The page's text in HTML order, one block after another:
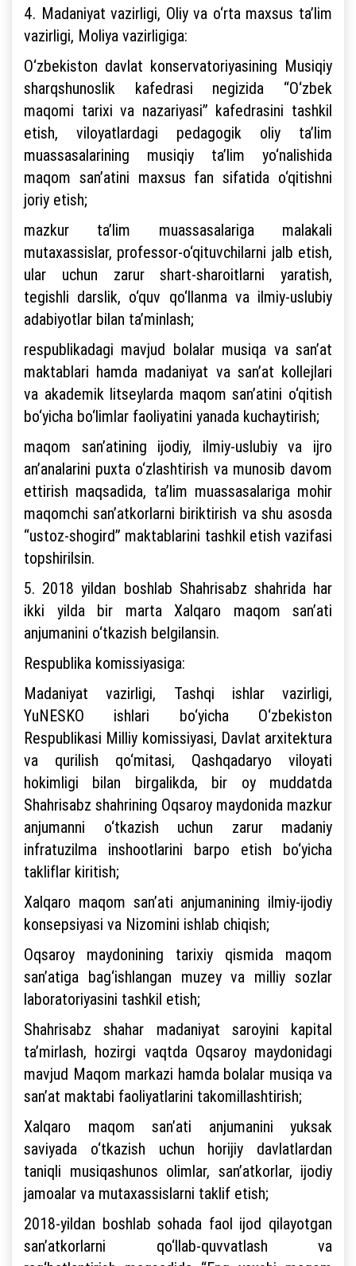
4. Madaniyat vazirligi, Oliy va o‘rta maxsus ta’lim
vazirligi, Moliya vazirligiga:
O‘zbekiston davlat konservatoriyasining Musiqiy
sharqshunoslik kafedrasi negizida “O‘zbek
maqomi tarixi va nazariyasi” kafedrasini tashkil
etish, viloyatlardagi pedagogik oliy ta’lim
muassasalarining musiqiy ta’lim yo‘nalishida
maqom san’atini maxsus fan sifatida o‘qitishni
joriy etish;
mazkur ta’lim muassasalariga malakali
mutaxassislar, professor-o‘qituvchilarni jalb etish,
ular uchun zarur shart-sharoitlarni yaratish,
tegishli darslik, o‘quv qo‘llanma va ilmiy-uslubiy
adabiyotlar bilan ta’minlash;
respublikadagi mavjud bolalar musiqa va san’at
maktablari hamda madaniyat va san’at kollejlari
va akademik litseylarda maqom san’atini o‘qitish
bo‘yicha bo‘limlar faoliyatini yanada kuchaytirish;
maqom san’atining ijodiy, ilmiy-uslubiy va ijro
an’analarini puxta o‘zlashtirish va munosib davom
ettirish maqsadida, ta’lim muassasalariga mohir
maqomchi san’atkorlarni biriktirish va shu asosda
“ustoz-shogird” maktablarini tashkil etish vazifasi
topshirilsin.
5. 2018 yildan boshlab Shahrisabz shahrida har
ikki yilda bir marta Xalqaro maqom san’ati
anjumanini o‘tkazish belgilansin.
Respublika komissiyasiga:
Madaniyat vazirligi, Tashqi ishlar vazirligi,
YuNESKO ishlari bo‘yicha O‘zbekiston
Respublikasi Milliy komissiyasi, Davlat arxitektura
va qurilish qo‘mitasi, Qashqadaryo viloyati
hokimligi bilan birgalikda, bir oy muddatda
Shahrisabz shahrining Oqsaroy maydonida mazkur
anjumanni o‘tkazish uchun zarur madaniy
infratuzilma inshootlarini barpo etish bo‘yicha
takliflar kiritish;
Xalqaro maqom san’ati anjumanining ilmiy-ijodiy
konsepsiyasi va Nizomini ishlab chiqish;
Oqsaroy maydonining tarixiy qismida maqom
san’atiga bag‘ishlangan muzey va milliy sozlar
laboratoriyasini tashkil etish;
Shahrisabz shahar madaniyat saroyini kapital
ta’mirlash, hozirgi vaqtda Oqsaroy maydonidagi
mavjud Maqom markazi hamda bolalar musiqa va
san’at maktabi faoliyatlarini takomillashtirish;
Xalqaro maqom san’ati anjumanini yuksak
saviyada o‘tkazish uchun horijiy davlatlardan
taniqli musiqashunos olimlar, san’atkorlar, ijodiy
jamoalar va mutaxassislarni taklif etish;
2018-yildan boshlab sohada faol ijod qilayotgan
san’atkorlarni qo‘llab-quvvatlash va